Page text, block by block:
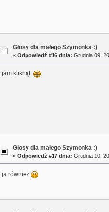
Głosy dla małego Szymonka :)
« Odpowiedź #16 dnia: Grudnia 09,
I jam kliknął
Głosy dla małego Szymonka :)
« Odpowiedź #17 dnia: Grudnia 10,
I ja również